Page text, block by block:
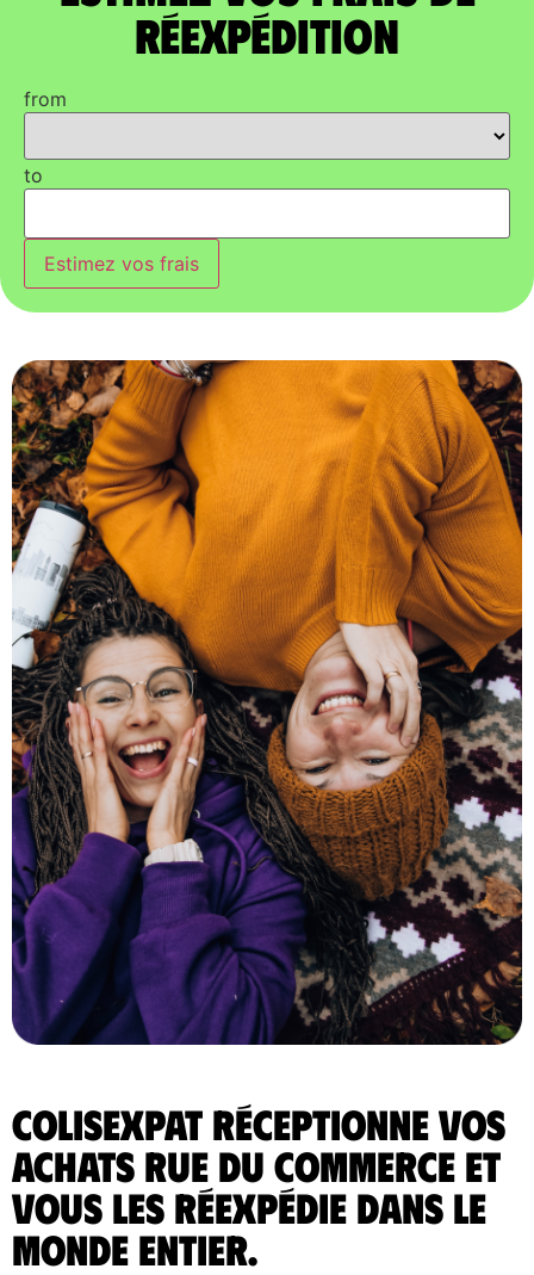
réexpédition
from
to
Estimez vos frais
ColisExpat réceptionne vos
achats Rue du Commerce et
vous les réexpédie dans le
monde entier.